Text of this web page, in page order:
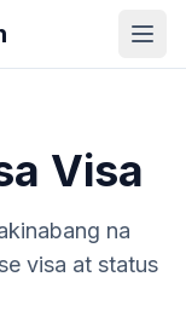
Visa
na
visa at status